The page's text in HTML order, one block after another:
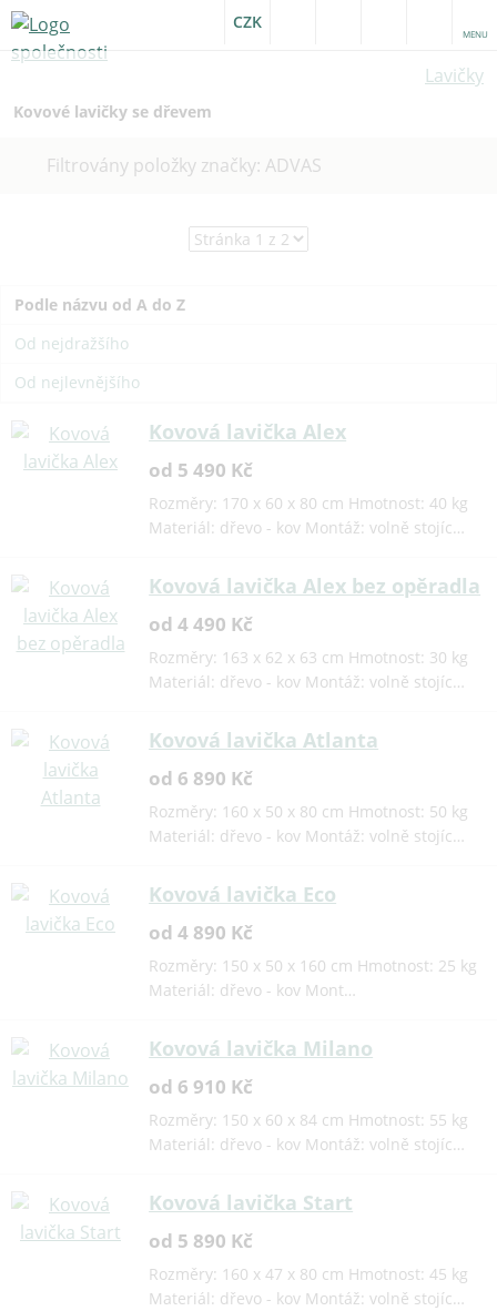
CZK
MENU
Lavičky
Kovové lavičky se dřevem
Filtrovány položky značky: ADVAS
Podle názvu od A do Z
Od nejdražšího
Od nejlevnějšího
Kovová lavička Alex
od 5 490 Kč
Rozměry: 170 x 60 x 80 cm Hmotnost: 40 kg
Materiál: dřevo - kov Montáž: volně stojíc…
Kovová lavička Alex bez opěradla
od 4 490 Kč
Rozměry: 163 x 62 x 63 cm Hmotnost: 30 kg
Materiál: dřevo - kov Montáž: volně stojíc…
Kovová lavička Atlanta
od 6 890 Kč
Rozměry: 160 x 50 x 80 cm Hmotnost: 50 kg
Materiál: dřevo - kov Montáž: volně stojíc…
Kovová lavička Eco
od 4 890 Kč
Rozměry: 150 x 50 x 160 cm Hmotnost: 25 kg
Materiál: dřevo - kov Mont…
Kovová lavička Milano
od 6 910 Kč
Rozměry: 150 x 60 x 84 cm Hmotnost: 55 kg
Materiál: dřevo - kov Montáž: volně stojíc…
Kovová lavička Start
od 5 890 Kč
Rozměry: 160 x 47 x 80 cm Hmotnost: 45 kg
Materiál: dřevo - kov Montáž: volně stojíc…